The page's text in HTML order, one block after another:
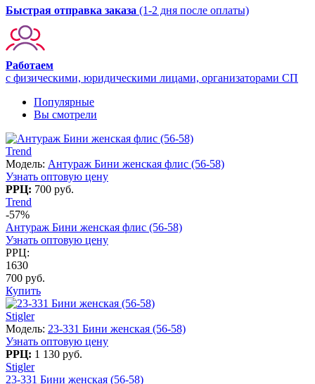
Быстрая отправка заказа (1-2 дня после оплаты)
Работаем
с физическими, юридическими лицами, организаторами СП
Популярные
Вы смотрели
Trend
Модель: Антураж Бини женская флис (56-58)
Узнать оптовую цену
РРЦ: 700 руб.
Trend
-57%
Антураж Бини женская флис (56-58)
Узнать оптовую цену
РРЦ:
1630
700 руб.
Купить
Stigler
Модель: 23-331 Бини женская (56-58)
Узнать оптовую цену
РРЦ: 1 130 руб.
Stigler
23-331 Бини женская (56-58)